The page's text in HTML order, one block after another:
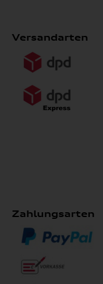
Versandarten
Zahlungsarten